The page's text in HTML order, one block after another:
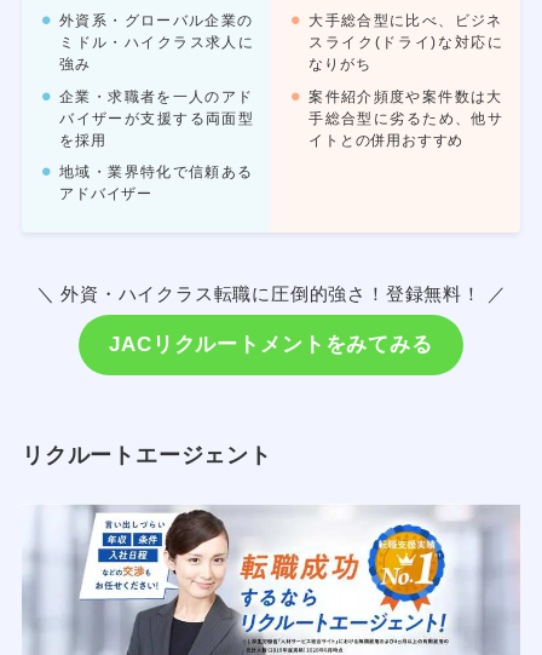
外資系・グローバル企業の
ミドル・ハイクラス求人に
強み
企業・求職者を一人のアド
バイザーが支援する両面型
を採用
地域・業界特化で信頼ある
アドバイザー
大手総合型に比べ、ビジネ
スライク(ドライ)な対応に
なりがち
案件紹介頻度や案件数は大
手総合型に劣るため、他サ
イトとの併用おすすめ
＼ 外資・ハイクラス転職に圧倒的強さ！登録無料！ ／
JACリクルートメントをみてみる
リクルートエージェント